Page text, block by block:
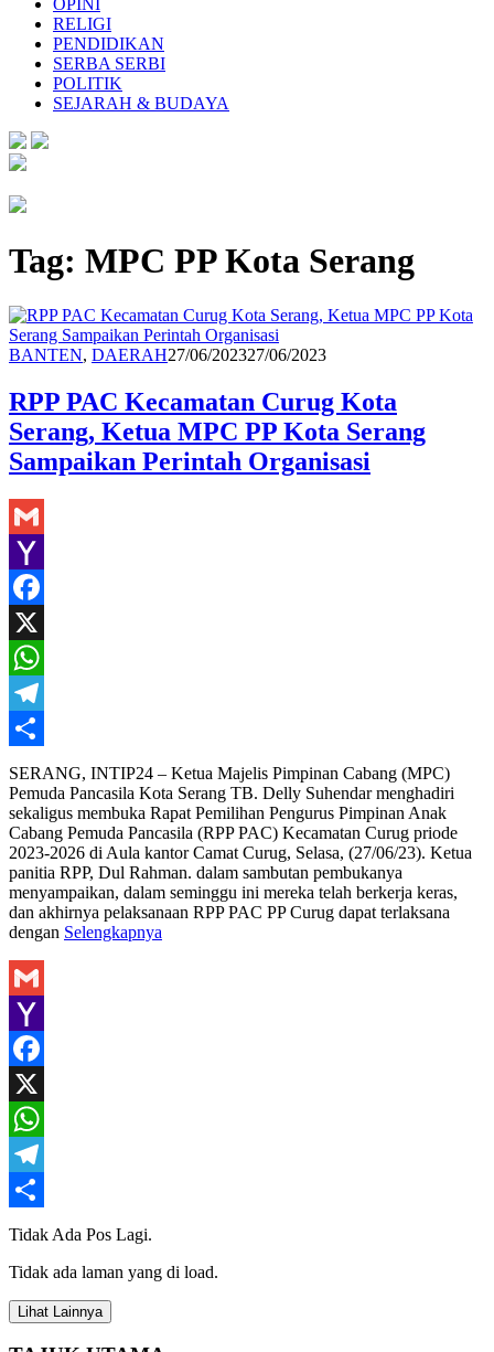
OPINI
RELIGI
PENDIDIKAN
SERBA SERBI
POLITIK
SEJARAH & BUDAYA
Tag: MPC PP Kota Serang
BANTEN, DAERAHRedaksi
27/06/202327/06/2023
RPP PAC Kecamatan Curug Kota
Serang, Ketua MPC PP Kota Serang
Sampaikan Perintah Organisasi
Gmail
Yahoo
Mail
Facebook
X
WhatsApp
Telegram
Share
SERANG, INTIP24 – Ketua Majelis Pimpinan Cabang (MPC)
Pemuda Pancasila Kota Serang TB. Delly Suhendar menghadiri
sekaligus membuka Rapat Pemilihan Pengurus Pimpinan Anak
Cabang Pemuda Pancasila (RPP PAC) Kecamatan Curug priode
2023-2026 di Aula kantor Camat Curug, Selasa, (27/06/23). Ketua
panitia RPP, Dul Rahman. dalam sambutan pembukanya
menyampaikan, dalam seminggu ini mereka telah berkerja keras,
dan akhirnya pelaksanaan RPP PAC PP Curug dapat terlaksana
dengan Selengkapnya
Gmail
Yahoo
Mail
Facebook
X
WhatsApp
Telegram
Share
Tidak Ada Pos Lagi.
Tidak ada laman yang di load.
Lihat Lainnya